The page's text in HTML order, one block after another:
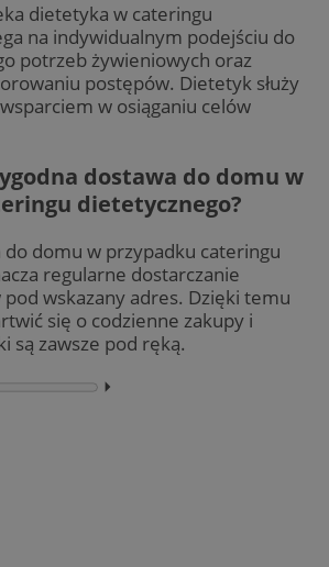
dietetyka w cateringu
na indywidualnym podejściu do
potrzeb żywieniowych oraz
postępów. Dietetyk służy
w osiąganiu celów
dostawa do domu w
dietetycznego?
domu w przypadku cateringu
regularne dostarczanie
pod wskazany adres. Dzięki temu
się o codzienne zakupy i
są zawsze pod ręką.
⏵︎